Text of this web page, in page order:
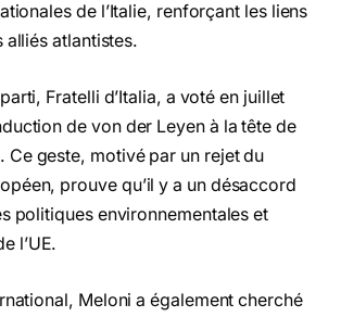
de l’Italie, renforçant les liens
alliés atlantistes.
Fratelli d’Italia, a voté en juillet
de von der Leyen à la tête de
Ce geste, motivé par un rejet du
prouve qu’il y a un désaccord
politiques environnementales et
l’UE.
Meloni a également cherché